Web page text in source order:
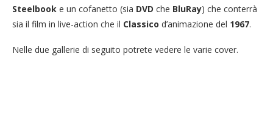
Steelbook e un cofanetto (sia DVD che BluRay) che conterrà
sia il film in live-action che il Classico d’animazione del 1967.
Nelle due gallerie di seguito potrete vedere le varie cover.